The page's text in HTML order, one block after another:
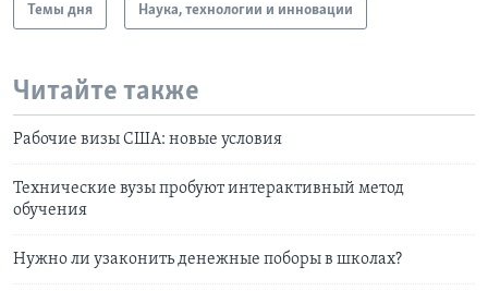
Темы дня Наука, технологии и инновации
Читайте также
Рабочие визы США: новые условия
Технические вузы пробуют интерактивный метод
обучения
Нужно ли узаконить денежные поборы в школах?